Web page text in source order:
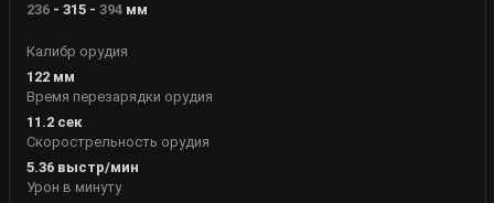
236- 315- 394 мм
Калибр орудия
122мм
Время перезарядки орудия
11.2сек
Скорострельность орудия
5.36выстр/мин
Урон в минуту